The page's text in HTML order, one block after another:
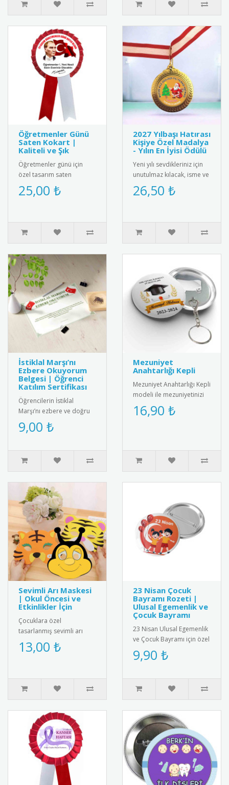
Öğretmenler Günü
Saten Kokart |
Kaliteli ve Şık
Öğretmenler günü için
özel tasarım saten
kokart."24 Kasım
Öğretmenler Günü" yazılı
25,00 ₺
2027 Yılbaşı Hatırası
Kişiye Özel Madalya
- Yılın En İyisi Ödülü
Yeni yılı sevdikleriniz için
unutulmaz kılacak, isme ve
aileye özel olarak
tasarlanan "2025 Yılbaşı ..
26,50 ₺
İstiklal Marşı’nı
Ezbere Okuyorum
Belgesi | Öğrenci
Katılım Sertifikası
Öğrencilerin İstiklal
Marşı’nı ezbere ve doğru
şekilde okumalarını teşvik
etmek amacıyla hazırlanan
9,00 ₺
Mezuniyet
Anahtarlığı Kepli
Mezuniyet Anahtarlığı Kepli
modeli ile mezuniyetinizi
unutulmaz kılın! Şık
tasarımıyla yıllarca sakl..
16,90 ₺
Sevimli Arı Maskesi
| Okul Öncesi ve
Etkinlikler İçin
Çocuklara özel
tasarlanmış sevimli arı
maskesi; okul öncesi
eğitim, tiyatro oyunları,
13,00 ₺
23 Nisan Çocuk
Bayramı Rozeti |
Ulusal Egemenlik ve
Çocuk Bayramı
23 Nisan Ulusal Egemenlik
ve Çocuk Bayramı için özel
tasarlanmış rozet.
Çocuklar için şık ve
9,90 ₺